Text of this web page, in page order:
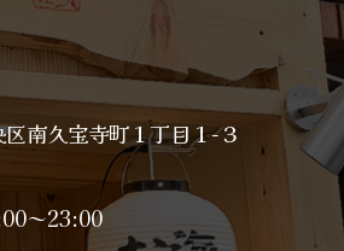
南久宝寺町１丁目１−３
～23:00